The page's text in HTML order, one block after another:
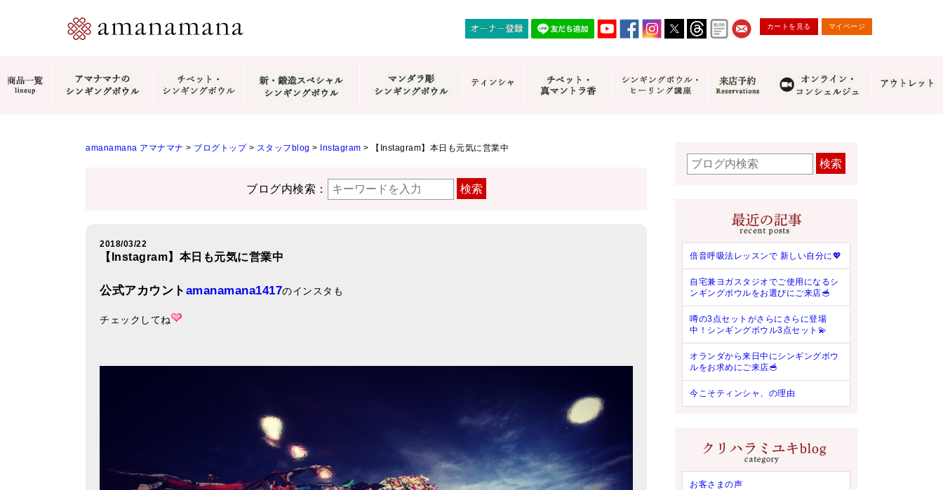
カートを見る マイページ
amanamana アマナマナ > ブログトップ> スタッフblog > Instagram > 【Instagram】本日も元気に営業中
ブログ内検索： 検索
2018/03/22
【Instagram】本日も元気に営業中
公式アカウント amanamana1417のインスタも
チェックしてね
検索
倍音呼吸法レッスンで 新しい自分に💖
自宅兼ヨガスタジオでご使用になるシ
ンギングボウルをお選びにご来店🥣
噂の3点セットがさらにさらに登場
中！シンギングボウル3点セット💫
オランダから来日中にシンギングボウ
ルをお求めにご来店🥣
今こそティンシャ、の理由
お客さまの声